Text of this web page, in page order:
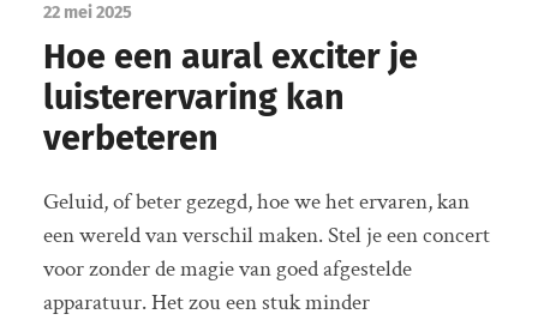
22 mei 2025
Hoe een aural exciter je
luisterervaring kan
verbeteren
Geluid, of beter gezegd, hoe we het ervaren, kan
een wereld van verschil maken. Stel je een concert
voor zonder de magie van goed afgestelde
apparatuur. Het zou een stuk minder